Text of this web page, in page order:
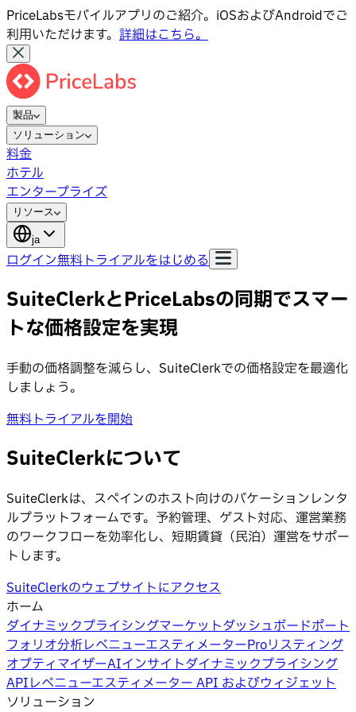
PriceLabsモバイルアプリのご紹介。iOSおよびAndroidでご
利用いただけます。 詳細はこちら。
製品
ソリューション
料金
ホテル
エンタープライズ
リソース
ja
ログイン無料トライアルをはじめる
SuiteClerkとPriceLabsの同期でスマー
トな価格設定を実現
手動の価格調整を減らし、SuiteClerkでの価格設定を最適化
しましょう。
無料トライアルを開始
SuiteClerkについて
SuiteClerkは、スペインのホスト向けのバケーションレンタ
ルプラットフォームです。予約管理、ゲスト対応、運営業務
のワークフローを効率化し、短期賃貸（民泊）運営をサポー
トします。
SuiteClerkのウェブサイトにアクセス
ホーム
ダイナミックプライシングマーケットダッシュボードポート
フォリオ分析レベニューエスティメーターProリスティング
オプティマイザーAIインサイトダイナミックプライシング
APIレベニューエスティメーター API およびウィジェット
ソリューション